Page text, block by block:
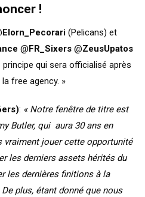
!
Elorn_Pecorari (Pelicans) et
@FR_Sixers@ZeusUpatos
principe qui sera officialisé après
free agency. »
: « Notre fenêtre de titre est
Butler, qui aura 30 ans en
vraiment jouer cette opportunité
les derniers assets hérités du
les dernières finitions à la
plus, étant donné que nous